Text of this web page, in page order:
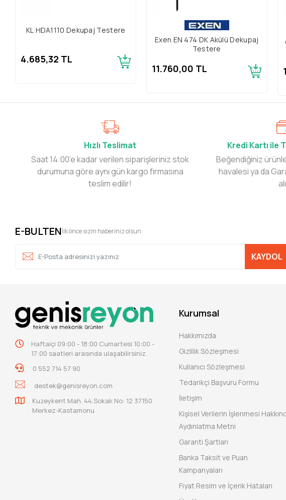
KL HDA1110 Dekupaj Testere
4.685,32 TL
Exen EN 474 DK Akülü Dekupaj
Testere
11.760,00 TL
Hızlı Teslimat
Saat 14:00’e kadar verilen siparişleriniz stok
durumuna göre aynı gün kargo firmasına
teslim edilir!
Kredi Kartı ile
Beğendiğiniz
havalesi ya da
E-BULTENİlk önce sizin haberiniz olsun
KAYDOL
Haftaiçi 09:00 - 18:00 Cumartesi 10:00 -
17:00 saatleri arasında ulaşabilirsiniz.
0 552 714 57 90
destek@genisreyon.com
Kuzeykent Mah. 44.Sokak No: 12 37150
Merkez-Kastamonu
Kurumsal
Hakkımızda
Gizlilik Sözleşmesi
Kullanıcı Sözleşmesi
Tedarikçi Başvuru Formu
İletişim
Kişisel Verilerin İşlenmesi
Aydınlatma Metni
Garanti Şartları
Banka Taksit ve Puan
Kampanyaları
Fiyat Resim ve İçerik Hataları